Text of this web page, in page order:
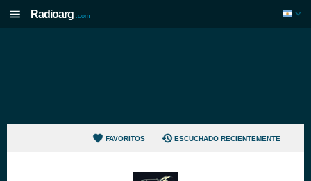
Radioarg .com
FAVORITOS ESCUCHADO RECIENTEMENTE